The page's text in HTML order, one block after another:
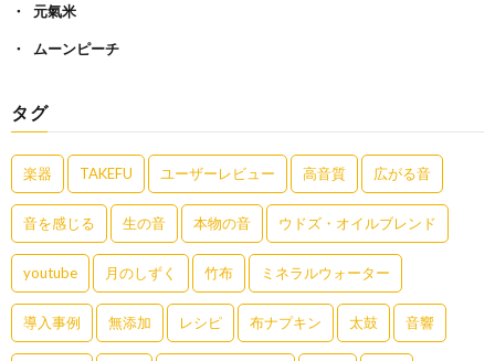
元氣米
ムーンピーチ
タグ
楽器 TAKEFU ユーザーレビュー 高音質 広がる音
音を感じる 生の音 本物の音 ウドズ・オイルブレンド
youtube 月のしずく 竹布 ミネラルウォーター
導入事例 無添加 レシピ 布ナプキン 太鼓 音響